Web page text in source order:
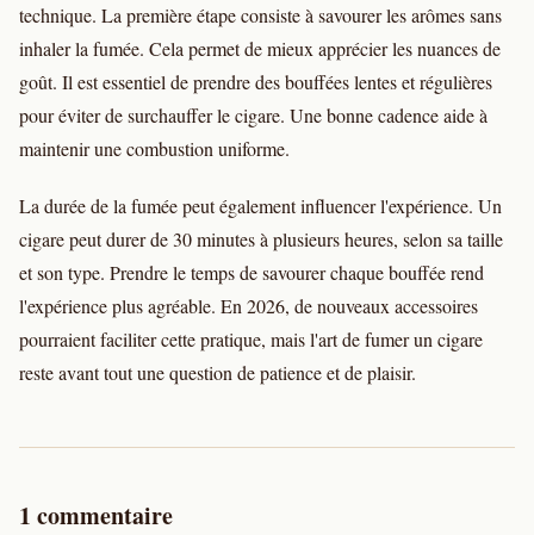
technique. La première étape consiste à savourer les arômes sans
inhaler la fumée. Cela permet de mieux apprécier les nuances de
goût. Il est essentiel de prendre des bouffées lentes et régulières
pour éviter de surchauffer le cigare. Une bonne cadence aide à
maintenir une combustion uniforme.
La durée de la fumée peut également influencer l'expérience. Un
cigare peut durer de 30 minutes à plusieurs heures, selon sa taille
et son type. Prendre le temps de savourer chaque bouffée rend
l'expérience plus agréable. En 2026, de nouveaux accessoires
pourraient faciliter cette pratique, mais l'art de fumer un cigare
reste avant tout une question de patience et de plaisir.
1 commentaire